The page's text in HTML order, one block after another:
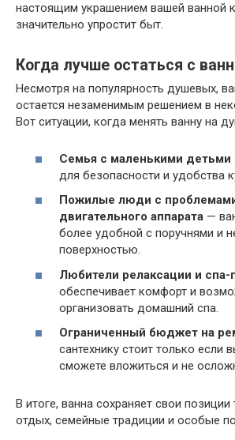
настоящим украшением вашей ванной
значительно упростит быт.
Когда лучше остаться с
Несмотря на популярность душевых,
остается незаменимым решением в
Вот ситуации, когда менять ванну на
Семья с маленькими детьми
для безопасности и удобства
Пожилые люди с
двигательного аппарата —
более удобной с поручнями и
поверхностью.
Любители релаксации и спа-
обеспечивает комфорт и
организовать домашний спа.
Ограниченный бюджет на
сантехнику стоит только если
сможете вложиться и не
В итоге, ванна сохраняет свои
отдых, семейные традиции и особые